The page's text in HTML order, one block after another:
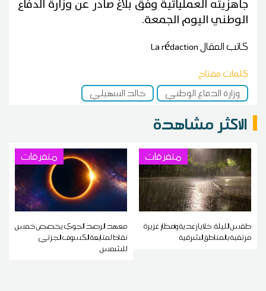
جاهزيته العملياتية وفق بلاغ صادر عن وزارة الدفاع
الوطني اليوم الجمعة.
كاتب المقالLa rédaction
كلمات مفتاح
وزارة الدفاع الوطني
خالد السهيلي
الاكثر مشاهدة
متفرقات
طقس الليلة: خلايا رعدية وأمطار غزيرة
مرتقبة بالمناطق الشرقية
متفرقات
معهد الرصد الجوي يخصص خمس
نقاط لمتابعة الكسوف الجزئي
للشمس